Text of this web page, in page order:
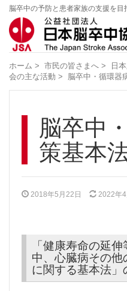
脳卒中の予防と患者家族の支援を目
ホーム > 市民の皆さまへ > 日
会の主な活動 > 脳卒中・循環器
脳卒中
策基本
2018年5月22日 2022年4
「健康寿命の延
中、心臓病その
に関する基本法」